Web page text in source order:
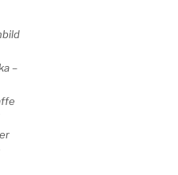
–